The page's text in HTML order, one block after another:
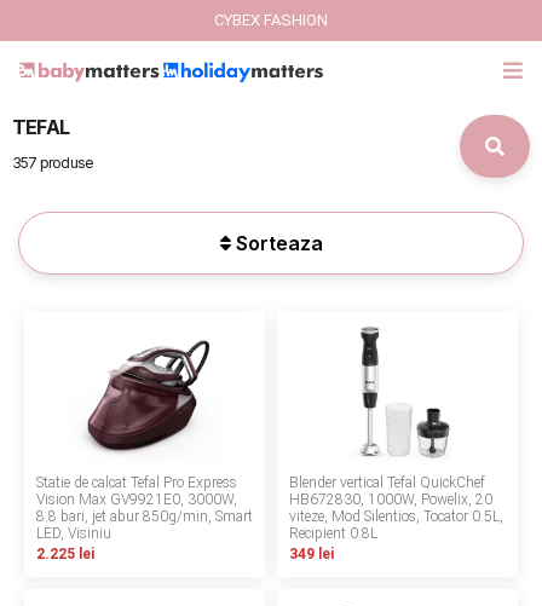
Italbaby Collections
CARUCIOARE COPII
SCAUNE AUTO
SCOICI AUTO
CYBEX FASHION
TEFAL
357 produse
Sorteaza
Statie de calcat Tefal Pro Express
Vision Max GV9921E0, 3000W,
8.8 bari, jet abur 850g/min, Smart
LED, Visiniu
2.225 lei
Blender vertical Tefal QuickChef
HB672830, 1000W, Powelix, 20
viteze, Mod Silentios, Tocator 0.5L,
Recipient 0.8L
349 lei